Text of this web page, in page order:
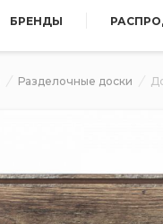
БРЕНДЫ
Разделочные доски